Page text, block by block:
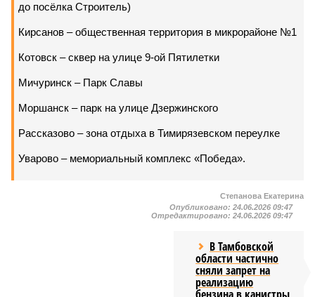
до посёлка Строитель)
Кирсанов – общественная территория в микрорайоне №1
Котовск – сквер на улице 9-ой Пятилетки
Мичуринск – Парк Славы
Моршанск – парк на улице Дзержинского
Рассказово – зона отдыха в Тимирязевском переулке
Уварово – мемориальный комплекс «Победа».
Степанова Екатерина
Опубликовано: 24.06.2026 09:47
Отредактировано: 24.06.2026 09:47
В Тамбовской
области частично
сняли запрет на
реализацию